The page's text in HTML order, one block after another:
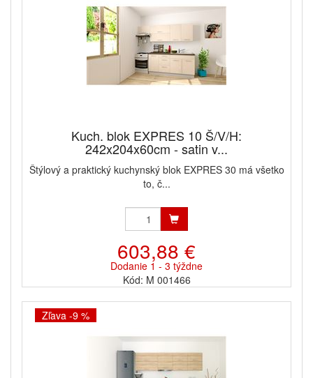
Kuch. blok EXPRES 10 Š/V/H:
242x204x60cm - satin v...
Štýlový a praktický kuchynský blok EXPRES 30 má všetko
to, č...
603,88 €
Dodanie 1 - 3 týždne
Kód: M 001466
Zľava -9 %